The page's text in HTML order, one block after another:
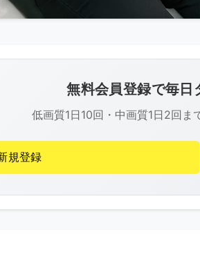
無料会員登録で毎日
低画質1日10回・中画質1日2回
規登録